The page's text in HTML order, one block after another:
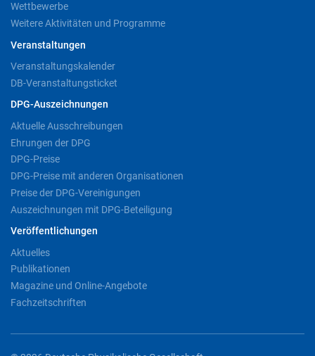
Wettbewerbe
Weitere Aktivitäten und Programme
Veranstaltungen
Veranstaltungskalender
DB-Veranstaltungsticket
DPG-Auszeichnungen
Aktuelle Ausschreibungen
Ehrungen der DPG
DPG-Preise
DPG-Preise mit anderen Organisationen
Preise der DPG-Vereinigungen
Auszeichnungen mit DPG-Beteiligung
Veröffentlichungen
Aktuelles
Publikationen
Magazine und Online-Angebote
Fachzeitschriften